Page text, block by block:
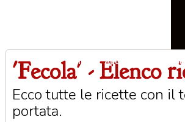
Home Aperitivi Antipasti
'Fecola' - Elenco
Ecco tutte le ricette con il
portata.